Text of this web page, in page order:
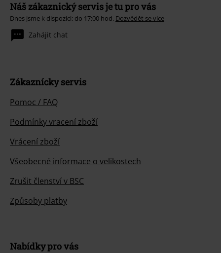
Náš zákaznický servis je tu pro vás
Dnes jsme k dispozici: do 17:00 hod. Dozvědět se více
Zahájit chat
Zákaznícky servis
Pomoc / FAQ
Podmínky vracení zboží
Vrácení zboží
Všeobecné informace o velikostech
Zrušit členství v BSC
Způsoby platby
Nabídky pro vás